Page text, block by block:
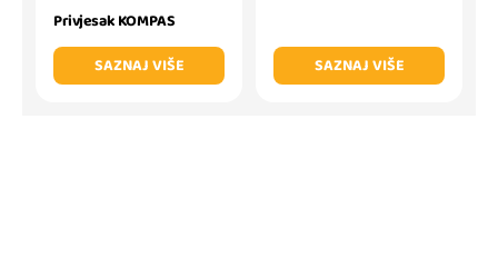
Privjesak KOMPAS
SAZNAJ VIŠE
SAZNAJ VIŠE